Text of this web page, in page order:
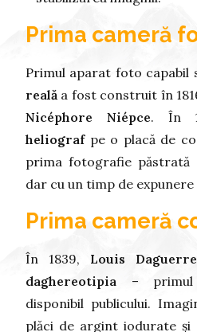
Prima cameră
Primul aparat foto capabil
reală a fost construit în
Nicéphore Niépce. În
heliografpe o placă de
prima fotografie păstrată
dar cu un timp de
Prima cameră
În 1839, Louis Daguerre
daghereotipia – primul
disponibil publicului.
plăci de argint iodurate și